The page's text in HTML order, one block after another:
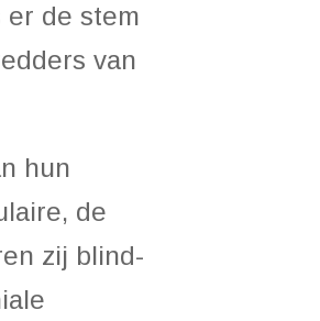
er de stem
van
hun
de
zij blind-